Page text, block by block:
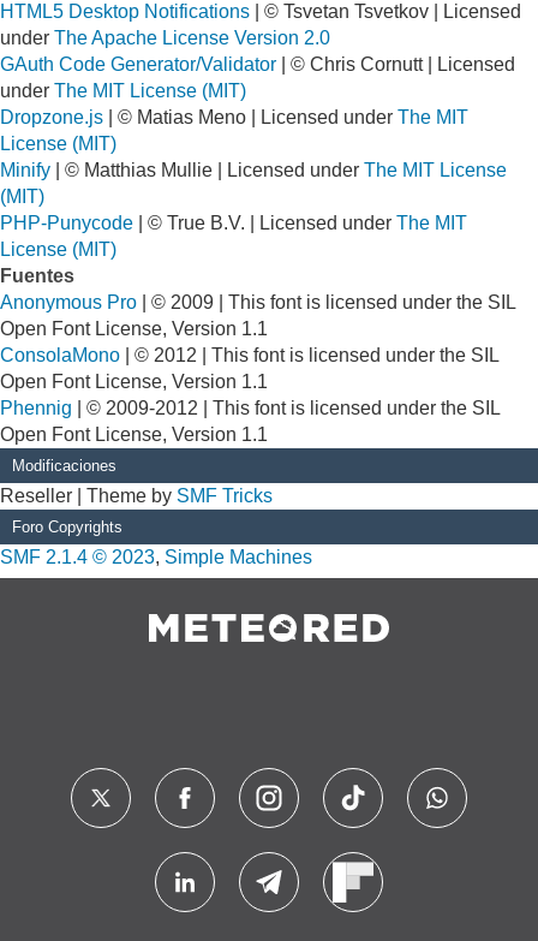
HTML5 Desktop Notifications | © Tsvetan Tsvetkov | Licensed
under The Apache License Version 2.0
GAuth Code Generator/Validator | © Chris Cornutt | Licensed
under The MIT License (MIT)
Dropzone.js | © Matias Meno | Licensed under The MIT
License (MIT)
Minify | © Matthias Mullie | Licensed under The MIT License
(MIT)
PHP-Punycode | © True B.V. | Licensed under The MIT
License (MIT)
Fuentes
Anonymous Pro | © 2009 | This font is licensed under the SIL
Open Font License, Version 1.1
ConsolaMono | © 2012 | This font is licensed under the SIL
Open Font License, Version 1.1
Phennig | © 2009-2012 | This font is licensed under the SIL
Open Font License, Version 1.1
Modificaciones
Reseller | Theme by SMF Tricks
Foro Copyrights
SMF 2.1.4 © 2023, Simple Machines